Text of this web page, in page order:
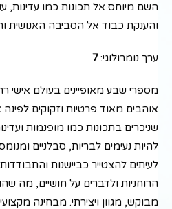
השם מיוחס אל תכונות כמו עדינות,
והענקת כבוד אל הסביבה האנושית
ערך נומרולוגי:7
מספרי שבע מאופיינים בעולם אישי
אוהבים מאוד פרטיות וזקוקים
שניכרים בתכונות כמו מופנמות
להיות נעימים לבריות, סבלניים
לעיתים להצטייר כביישנות
הרוחניות ולדברים על חושיים, מה
מבוקש, מגוון ויצירתי. מבחינה